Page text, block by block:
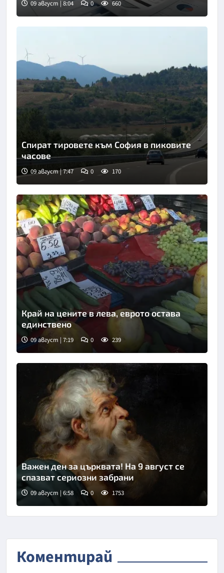
09 август | 8:04 0 660
Снимка: БТА
Спират тировете към София в пиковите
часове
09 август | 7:47 0 170
Снимка: БНТ
Край на цените в лева, еврото остава
единствено
09 август | 7:19 0 239
Важен ден за църквата! На 9 август се
спазват сериозни забрани
09 август | 6:58 0 1753
Коментирай